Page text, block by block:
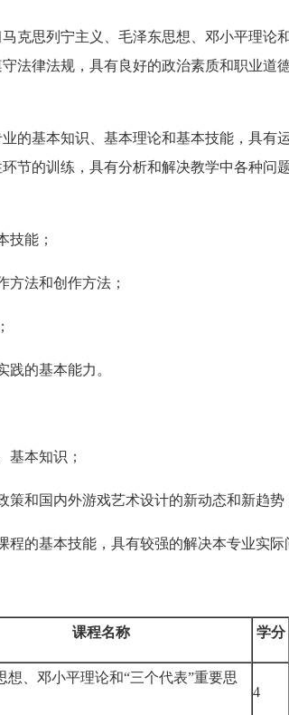
思列宁主义、毛泽东思想、邓小平理论
法律法规，具有良好的政治素质和职业道
基本知识、基本理论和基本技能，具有
节的训练，具有分析和解决教学中各种问
能；
法和创作方法；
的基本能力。
本知识；
和国内外游戏艺术设计的新动态和新趋势
的基本技能，具有较强的解决本专业实际
课程名称 学分
想、邓小平理论和“三个代表”重要思
4